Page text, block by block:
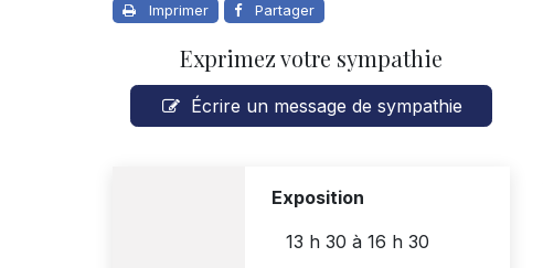
Imprimer Partager
Exprimez votre sympathie
Écrire un message de sympathie
Exposition
13 h 30 à 16 h 30